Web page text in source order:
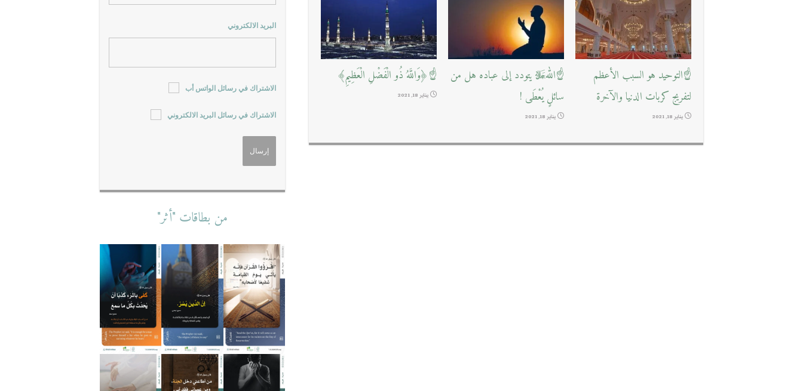
☝التوحيد هو السبب الأعظم
لتفريج كربات الدنيا والآخرة
يناير 18, 2021
☝اللهﷻ يتودد إلى عباده هل من
سائلٍ يُعْطَى !
يناير 18, 2021
☝﴿وَاللَّهُ ذُو الْفَضْلِ الْعَظِيمِ﴾
يناير 18, 2021
البريد الالكتروني
الاشتراك في رسائل الواتس أب
الاشتراك في رسائل البريد الالكتروني
من بطاقات "أثر"